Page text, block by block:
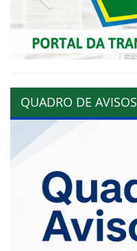
QUADRO DE AVISOS